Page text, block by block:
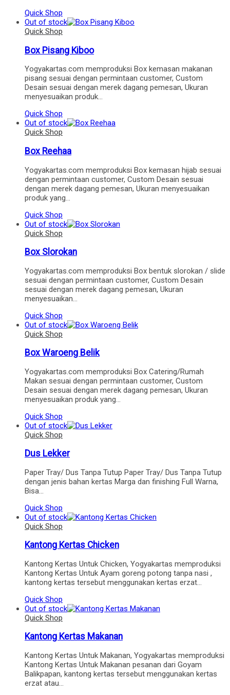
Quick Shop
Out of stock
Quick Shop
Box Pisang Kiboo
Yogyakartas.com memproduksi Box kemasan makanan
pisang sesuai dengan permintaan customer, Custom
Desain sesuai dengan merek dagang pemesan, Ukuran
menyesuaikan produk…
Quick Shop
Out of stock
Quick Shop
Box Reehaa
Yogyakartas.com memproduksi Box kemasan hijab sesuai
dengan permintaan customer, Custom Desain sesuai
dengan merek dagang pemesan, Ukuran menyesuaikan
produk yang…
Quick Shop
Out of stock
Quick Shop
Box Slorokan
Yogyakartas.com memproduksi Box bentuk slorokan / slide
sesuai dengan permintaan customer, Custom Desain
sesuai dengan merek dagang pemesan, Ukuran
menyesuaikan…
Quick Shop
Out of stock
Quick Shop
Box Waroeng Belik
Yogyakartas.com memproduksi Box Catering/Rumah
Makan sesuai dengan permintaan customer, Custom
Desain sesuai dengan merek dagang pemesan, Ukuran
menyesuaikan produk yang…
Quick Shop
Out of stock
Quick Shop
Dus Lekker
Paper Tray/ Dus Tanpa Tutup Paper Tray/ Dus Tanpa Tutup
dengan jenis bahan kertas Marga dan finishing Full Warna,
Bisa…
Quick Shop
Out of stock
Quick Shop
Kantong Kertas Chicken
Kantong Kertas Untuk Chicken, Yogyakartas memproduksi
Kantong Kertas Untuk Ayam goreng potong tanpa nasi ,
kantong kertas tersebut menggunakan kertas erzat…
Quick Shop
Out of stock
Quick Shop
Kantong Kertas Makanan
Kantong Kertas Untuk Makanan, Yogyakartas memproduksi
Kantong Kertas Untuk Makanan pesanan dari Goyam
Balikpapan, kantong kertas tersebut menggunakan kertas
erzat atau…